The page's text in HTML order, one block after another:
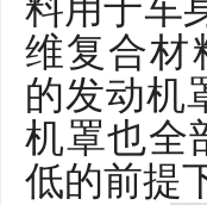
料用于车
维复合材
的发动机
机罩也全
低的前提